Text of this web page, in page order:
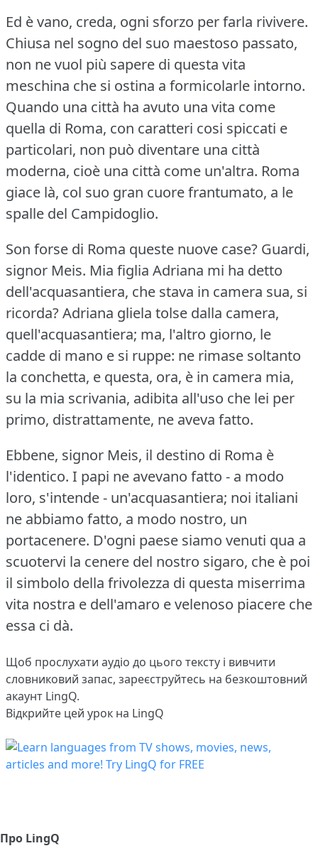
Ed è vano, creda, ogni sforzo per farla rivivere.
Chiusa nel sogno del suo maestoso passato,
non ne vuol più sapere di questa vita
meschina che si ostina a formicolarle intorno.
Quando una città ha avuto una vita come
quella di Roma, con caratteri cosi spiccati e
particolari, non può diventare una città
moderna, cioè una città come un'altra. Roma
giace là, col suo gran cuore frantumato, a le
spalle del Campidoglio.
Son forse di Roma queste nuove case? Guardi,
signor Meis. Mia figlia Adriana mi ha detto
dell'acquasantiera, che stava in camera sua, si
ricorda?Adriana gliela tolse dalla camera,
quell'acquasantiera; ma, l'altro giorno, le
cadde di mano e si ruppe: ne rimase soltanto
la conchetta, e questa, ora, è in camera mia,
su la mia scrivania, adibita all'uso che lei per
primo, distrattamente, ne aveva fatto.
Ebbene, signor Meis, il destino di Roma è
l'identico. I papi ne avevano fatto - a modo
loro, s'intende - un'acquasantiera; noi italiani
ne abbiamo fatto, a modo nostro, un
portacenere. D'ogni paese siamo venuti qua a
scuotervi la cenere del nostro sigaro, che è poi
il simbolo della frivolezza di questa miserrima
vita nostra e dell'amaro e velenoso piacere che
essa ci dà.
Щоб прослухати аудіо до цього тексту і вивчити
словниковий запас, зареєструйтесь на безкоштовний
акаунт LingQ.
Відкрийте цей урок на LingQ
Про LingQ